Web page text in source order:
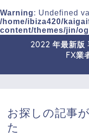
Warning: Undefined
/home/ibiza420/
content/themes/jin/
2022 年最新版
FX業
お探しの記事
た